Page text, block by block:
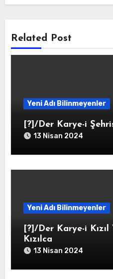
Related Post
Yeni Adı Bilinmeyenler
[?]/Der Karye-i
13 Nisan 2024
Yeni Adı Bilinmeyenler
[?]/Der Karye-i
Kızılca
13 Nisan 2024